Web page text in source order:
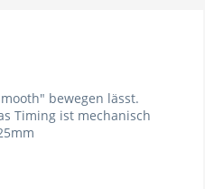
bewegen lässt.
Timing ist mechanisch